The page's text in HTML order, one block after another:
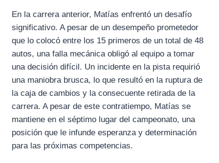
En la carrera anterior, Matías enfrentó un desafío
significativo. A pesar de un desempeño prometedor
que lo colocó entre los 15 primeros de un total de 48
autos, una falla mecánica obligó al equipo a tomar
una decisión difícil. Un incidente en la pista requirió
una maniobra brusca, lo que resultó en la ruptura de
la caja de cambios y la consecuente retirada de la
carrera. A pesar de este contratiempo, Matías se
mantiene en el séptimo lugar del campeonato, una
posición que le infunde esperanza y determinación
para las próximas competencias.